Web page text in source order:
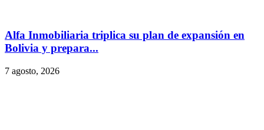
Alfa Inmobiliaria triplica su plan de expansión en
Bolivia y prepara...
7 agosto, 2026